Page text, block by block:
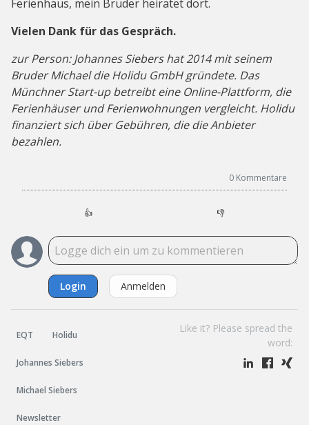
Ferienhaus, mein Bruder heiratet dort.
Vielen Dank für das Gespräch.
zur Person: Johannes Siebers hat 2014 mit seinem
Bruder Michael die Holidu GmbH gründete. Das
Münchner Start-up betreibt eine Online-Plattform, die
Ferienhäuser und Ferienwohnungen vergleicht. Holidu
finanziert sich über Gebühren, die die Anbieter
bezahlen.
0 Kommentare
👍 👎
Login Anmelden
EQT Holidu
Johannes Siebers
Michael Siebers
Newsletter
Like it? Please spread the
word: